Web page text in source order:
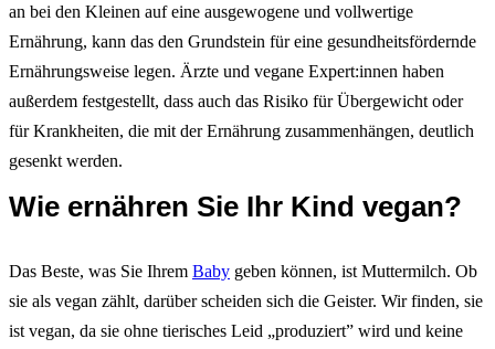
an bei den Kleinen auf eine ausgewogene und vollwertige
Ernährung, kann das den Grundstein für eine gesundheitsfördernde
Ernährungsweise legen. Ärzte und vegane Expert:innen haben
außerdem festgestellt, dass auch das Risiko für Übergewicht oder
für Krankheiten, die mit der Ernährung zusammenhängen, deutlich
gesenkt werden.
Wie ernähren Sie Ihr Kind vegan?
Das Beste, was Sie Ihrem Baby geben können, ist Muttermilch. Ob
sie als vegan zählt, darüber scheiden sich die Geister. Wir finden, sie
ist vegan, da sie ohne tierisches Leid „produziert” wird und keine